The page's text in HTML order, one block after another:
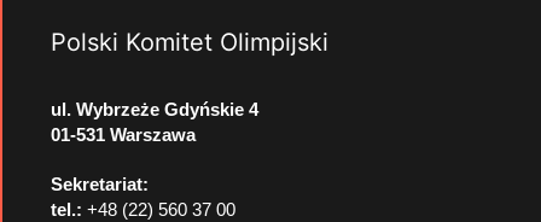
Polski Komitet Olimpijski
ul. Wybrzeże Gdyńskie 4
01-531 Warszawa
Sekretariat:
tel.: +48 (22) 560 37 00